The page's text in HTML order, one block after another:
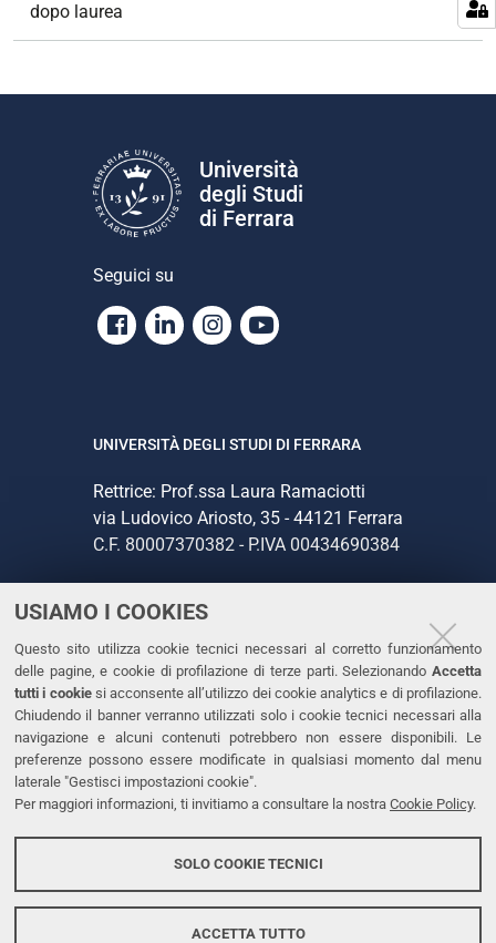
USIAMO I COOKIES
Questo sito utilizza cookie tecnici necessari al corretto funzionamento
delle pagine, e cookie di profilazione di terze parti. Selezionando Accetta
tutti i cookiesi acconsente all’utilizzo dei cookie analytics e di profilazione.
Chiudendo il banner verranno utilizzati solo i cookie tecnici necessari alla
navigazione e alcuni contenuti potrebbero non essere disponibili. Le
preferenze possono essere modificate in qualsiasi momento dal menu
laterale "Gestisci impostazioni cookie".
Per maggiori informazioni, ti invitiamo a consultare la nostra Cookie Policy.
SOLO COOKIE TECNICI
ACCETTA TUTTO
dopo laurea
Università
degli Studi
di Ferrara
Seguici su
Facebook
LinkedinInstagram
Youtube
UNIVERSITÀ DEGLI STUDI DI FERRARA
Rettrice: Prof.ssa Laura Ramaciotti
via Ludovico Ariosto, 35 - 44121 Ferrara
C.F. 80007370382 - P.IVA 00434690384
CONTATTI
Tel. +39 0532 293111
Fax. +39 0532 293031
PEC
LINKS
Dichiarazione di accessibilità
Protezione dati personali